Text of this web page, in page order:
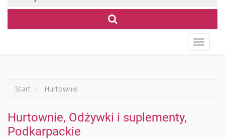
menu
Start Hurtownie
Hurtownie, Odżywki i suplementy,
Podkarpackie